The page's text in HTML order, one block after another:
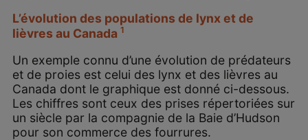
L’évolution des populations de lynx et de
lièvres au Canada 1
Un exemple connu d’une évolution de prédateurs
et de proies est celui des lynx et des lièvres au
Canada dont le graphique est donné ci-dessous.
Les chiffres sont ceux des prises répertoriées sur
un siècle par la compagnie de la Baie d’Hudson
pour son commerce des fourrures.